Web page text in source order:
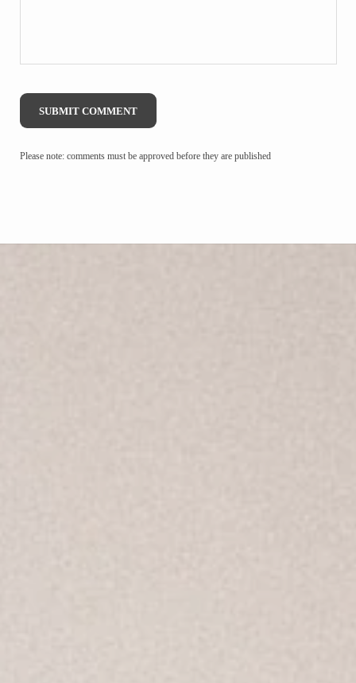
SUBMIT COMMENT
Please note: comments must be approved before they are published